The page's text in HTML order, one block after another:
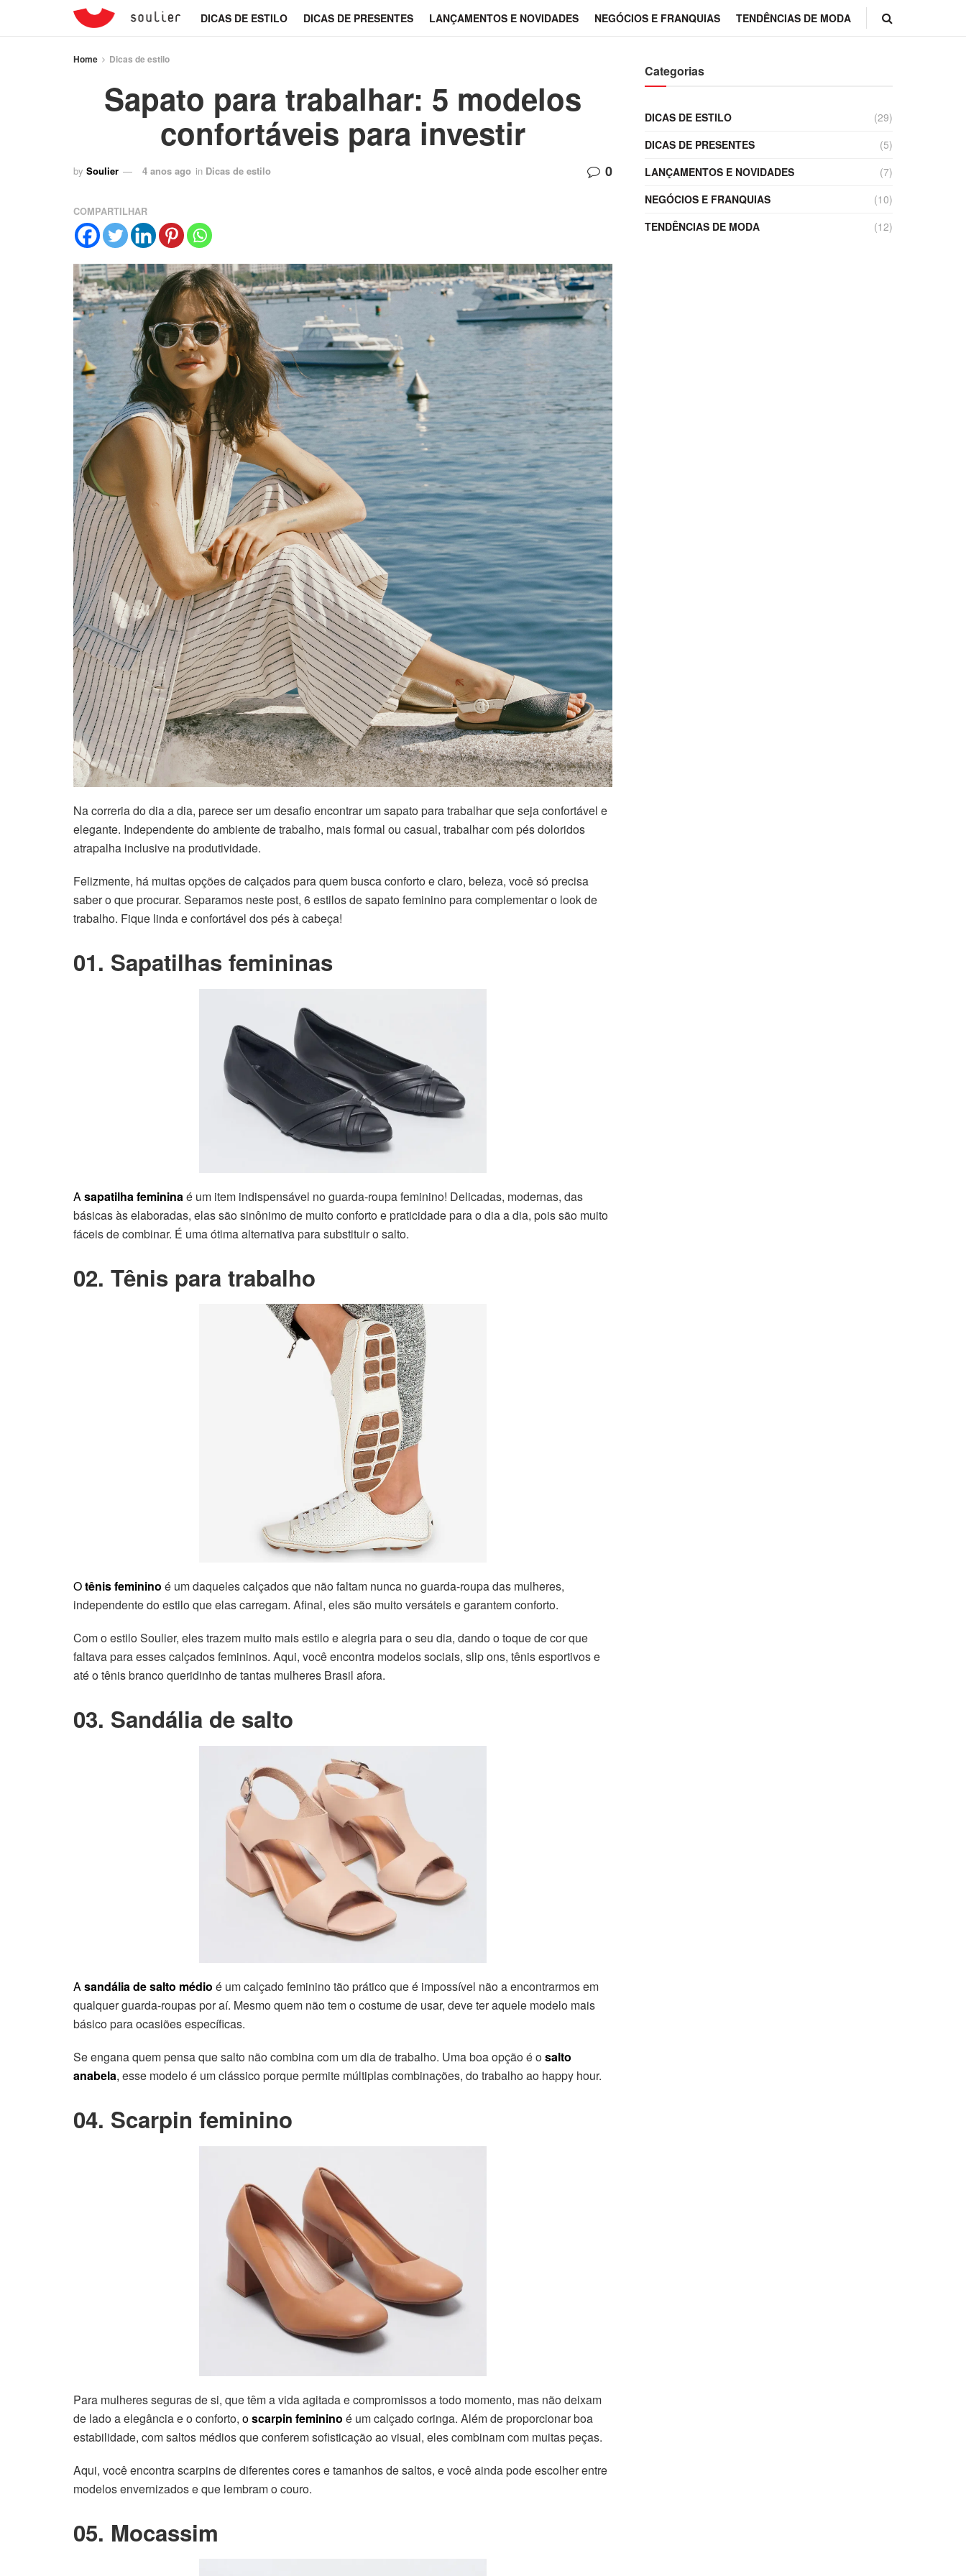
DICAS DE ESTILO DICAS DE PRESENTES LANÇAMENTOS E NOVIDADES NEGÓCIOS E FRANQUIAS TENDÊNCIAS DE MODA
Home Dicas de estilo
Sapato para trabalhar: 5 modelos
confortáveis para investir
by Soulier 4 anos ago in Dicas de estilo 0
COMPARTILHAR
Na correria do dia a dia, parece ser um desafio encontrar um sapato para trabalhar que seja confortável e
elegante. Independente do ambiente de trabalho, mais formal ou casual, trabalhar com pés doloridos
atrapalha inclusive na produtividade.
Felizmente, há muitas opções de calçados para quem busca conforto e claro, beleza, você só precisa
saber o que procurar. Separamos neste post, 6 estilos de sapato feminino para complementar o look de
trabalho. Fique linda e confortável dos pés à cabeça!
01. Sapatilhas femininas
Asapatilha femininaé um item indispensável no guarda-roupa feminino! Delicadas, modernas, das
básicas às elaboradas, elas são sinônimo de muito conforto e praticidade para o dia a dia, pois são muito
fáceis de combinar. É uma ótima alternativa para substituir o salto.
02. Tênis para trabalho
Otênis feminino é um daqueles calçados que não faltam nunca no guarda-roupa das mulheres,
independente do estilo que elas carregam. Afinal, eles são muito versáteis e garantem conforto.
Com o estilo Soulier, eles trazem muito mais estilo e alegria para o seu dia, dando o toque de cor que
faltava para esses calçados femininos. Aqui, você encontra modelos sociais, slip ons, tênis esportivos e
até o tênis branco queridinho de tantas mulheres Brasil afora.
03. Sandália de salto
Asandália de salto médio é um calçado feminino tão prático que é impossível não a encontrarmos em
qualquer guarda-roupas por aí. Mesmo quem não tem o costume de usar, deve ter aquele modelo mais
básico para ocasiões específicas.
Se engana quem pensa que salto não combina com um dia de trabalho. Uma boa opção é osalto
anabela, esse modelo é um clássico porque permite múltiplas combinações, do trabalho ao happy hour.
04. Scarpin feminino
Para mulheres seguras de si, que têm a vida agitada e compromissos a todo momento, mas não deixam
de lado a elegância e o conforto, oscarpin feminino é um calçado coringa. Além de proporcionar boa
estabilidade, com saltos médios que conferem sofisticação ao visual, eles combinam com muitas peças.
Aqui, você encontra scarpins de diferentes cores e tamanhos de saltos, e você ainda pode escolher entre
modelos envernizados e que lembram o couro.
05. Mocassim
Categorias
DICAS DE ESTILO
(29)
DICAS DE PRESENTES
(5)
LANÇAMENTOS E NOVIDADES
(7)
NEGÓCIOS E FRANQUIAS
(10)
TENDÊNCIAS DE MODA
(12)